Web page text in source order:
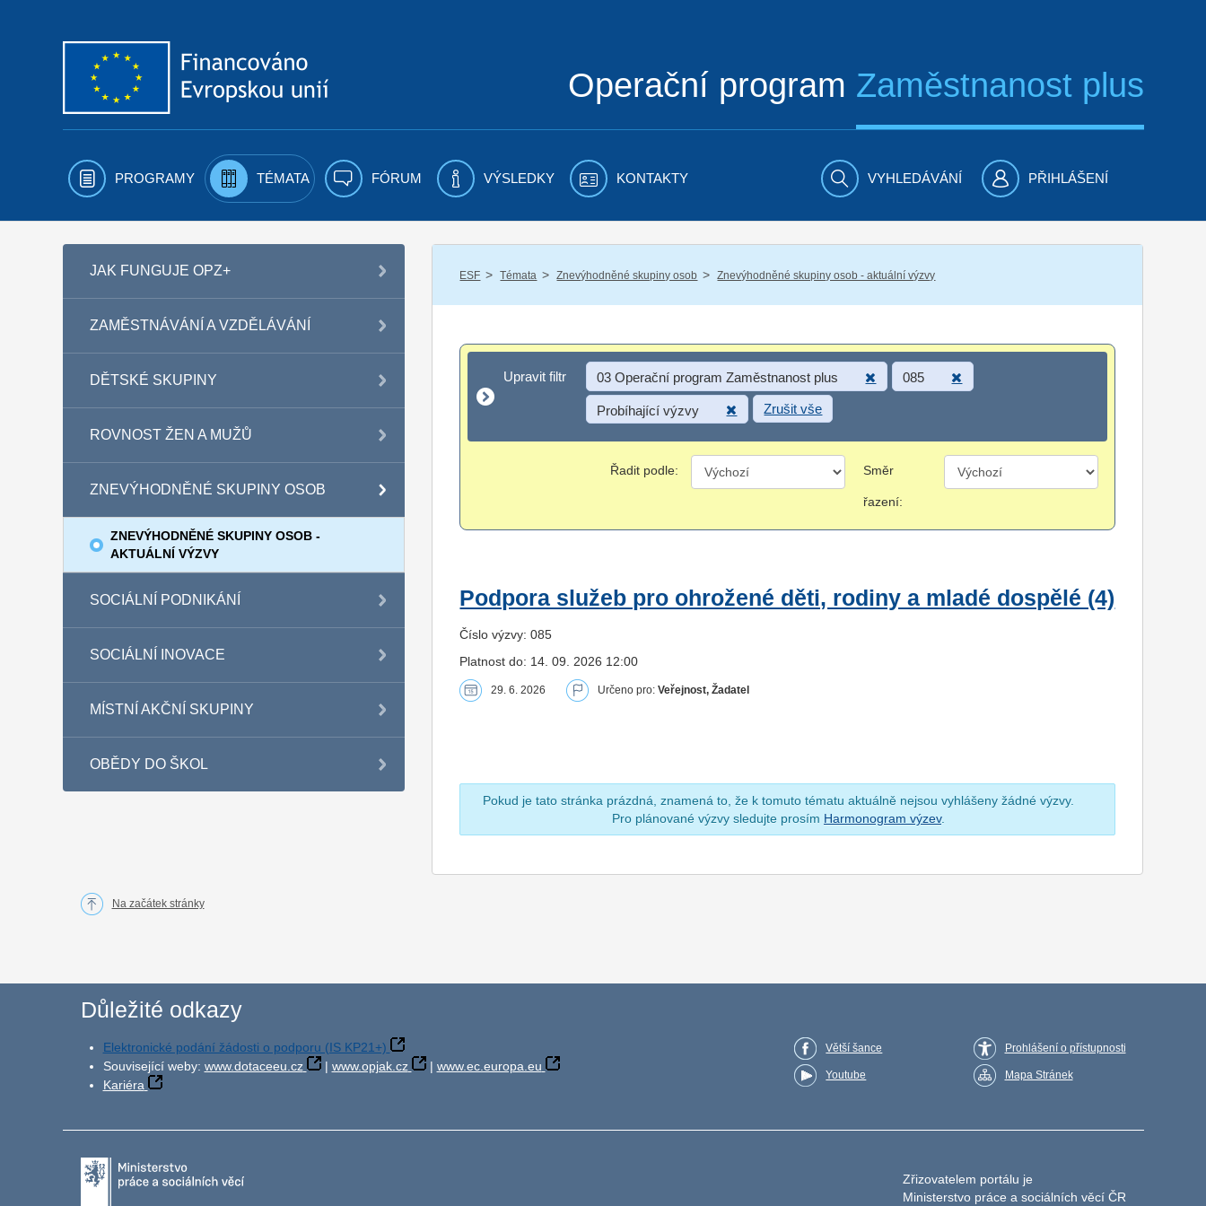
Operační program Zaměstnanost plus
PROGRAMY TÉMATA FÓRUM VÝSLEDKY KONTAKTY VYHLEDÁVÁNÍ PŘIHLÁŠENÍ
JAK FUNGUJE OPZ+
ZAMĚSTNÁVÁNÍ A VZDĚLÁVÁNÍ
DĚTSKÉ SKUPINY
ROVNOST ŽEN A MUŽŮ
ZNEVÝHODNĚNÉ SKUPINY OSOB
ZNEVÝHODNĚNÉ SKUPINY OSOB -
AKTUÁLNÍ VÝZVY
SOCIÁLNÍ PODNIKÁNÍ
SOCIÁLNÍ INOVACE
MÍSTNÍ AKČNÍ SKUPINY
OBĚDY DO ŠKOL
ESF / Témata / Znevýhodněné skupiny osob / Znevýhodněné skupiny osob - aktuální výzvy
Upravit filtr
Upravit filtr 03 Operační program Zaměstnanost plus 085
Probíhající výzvy Zrušit vše
Řadit podle: Směr
řazení:
Podpora služeb pro ohrožené děti, rodiny a mladé dospělé (4)
Číslo výzvy: 085
Platnost do: 14. 09. 2026 12:00
29. 6. 2026 Určeno pro:Veřejnost, Žadatel
Pokud je tato stránka prázdná, znamená to, že k tomuto tématu aktuálně nejsou vyhlášeny žádné výzvy.
Pro plánované výzvy sledujte prosím Harmonogram výzev.
Na začátek stránky
Důležité odkazy
Elektronické podání žádosti o podporu (IS KP21+)
Související weby: www.dotaceeu.cz | www.opjak.cz | www.ec.europa.eu
Kariéra
Větší šance
Youtube
Prohlášení o přístupnosti
Mapa Stránek
Zřizovatelem portálu je
Ministerstvo práce a sociálních věcí ČR